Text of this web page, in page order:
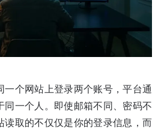
一个网站上登录两个账号，平台通
同一个人。即使邮箱不同、密码不
读取的不仅仅是你的登录信息，而